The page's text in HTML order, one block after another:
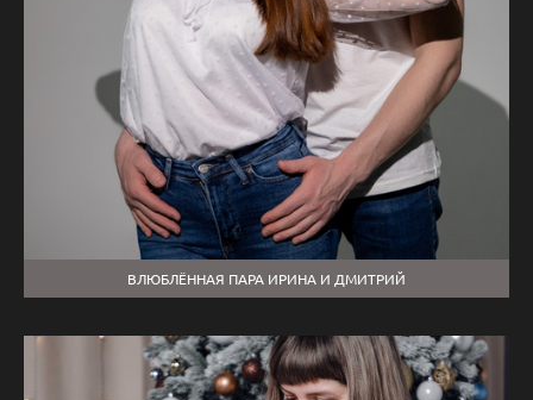
ВЛЮБЛЁННАЯ ПАРА ИРИНА И ДМИТРИЙ